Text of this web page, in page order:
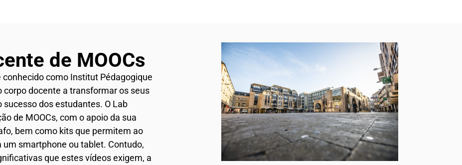
de MOOCs
conhecido como Institut Pédagogique
docente a transformar os seus
dos estudantes. O Lab
de MOOCs, com o apoio da sua
bem como kits que permitem ao
smartphone ou tablet. Contudo,
que estes vídeos exigem, a